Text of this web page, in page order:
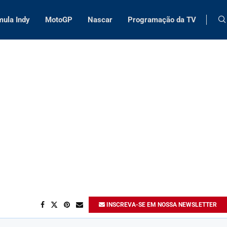
Indy MotoGP Nascar Programação da TV
INSCREVA-SE EM NOSSA NEWSLETTER